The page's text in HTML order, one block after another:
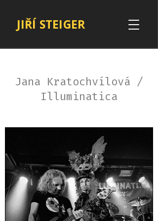
JIŘÍ STEIGER
Jana Kratochvílová /
Illuminatica